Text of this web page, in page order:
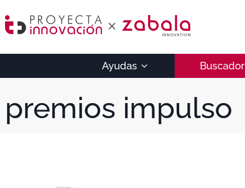
Ayudas Buscador
premios impulso